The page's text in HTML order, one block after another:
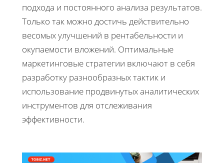
подхода и постоянного анализа результатов.
Только так можно достичь действительно
весомых улучшений в рентабельности и
окупаемости вложений. Оптимальные
маркетинговые стратегии включают в себя
разработку разнообразных тактик и
использование продвинутых аналитических
инструментов для отслеживания
эффективности.